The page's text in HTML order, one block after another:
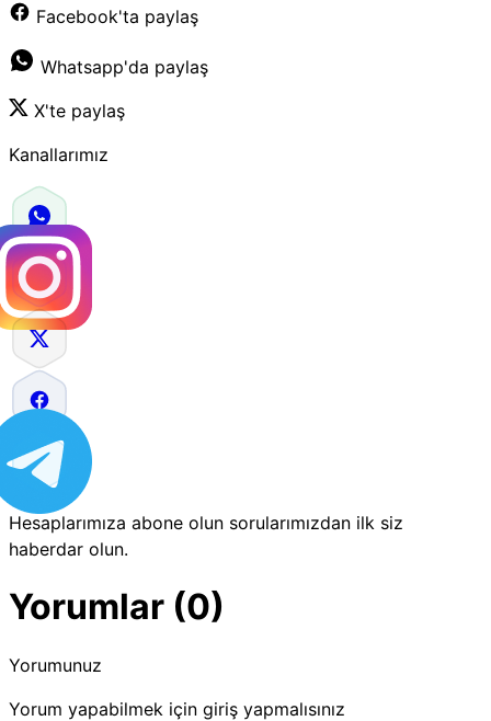
Facebook'ta paylaş
Whatsapp'da paylaş
X'te paylaş
Kanallarımız
Hesaplarımıza abone olun sorularımızdan ilk siz
haberdar olun.
Yorumlar (0)
Yorumunuz
Yorum yapabilmek için giriş yapmalısınız